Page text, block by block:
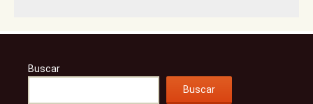
Buscar
Buscar